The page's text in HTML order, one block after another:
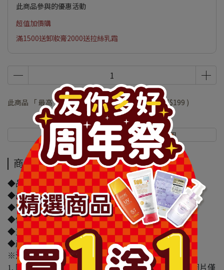
此商品參與的優惠活動
超值加價購
滿1500送卸妝膏2000送拉絲乳霜
此商品 「 最高 」可以折抵紅利39800點 (約等於NT$199 )
商品介紹 規格說明
商品介紹
◆品牌名稱：ST雞仔牌
◆品名：ST雞仔牌多用途乾燥劑10gx12入
◆容量/規格：140g
◆保存期限(天)：3650天
◆貨源：公司貨
◆產地：日本
※溫馨提醒：
1. 因電腦螢幕設定及個人觀感之差異，本賣場之商品圖片僅